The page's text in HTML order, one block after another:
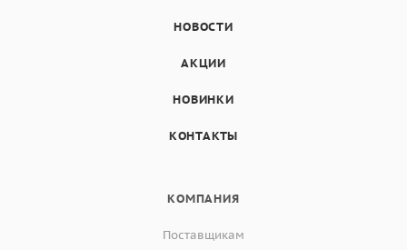
НОВОСТИ
АКЦИИ
НОВИНКИ
КОНТАКТЫ
КОМПАНИЯ
Поставщикам